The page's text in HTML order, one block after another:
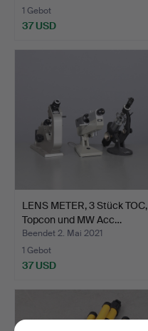
1 Gebot
37 USD
LENS METER, 3 Stück TOC,
Topcon und MW Acc…
Beendet 2. Mai 2021
1 Gebot
37 USD